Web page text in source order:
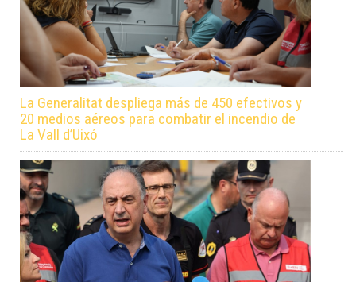
La Generalitat despliega más de 450 efectivos y
20 medios aéreos para combatir el incendio de
La Vall d’Uixó